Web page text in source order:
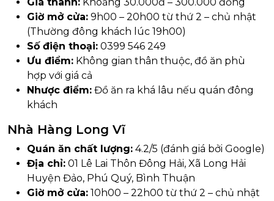
Giờ mở cửa: 9h00 – 20h00 từ thứ 2 – chủ nhật
(Thường đông khách lúc 19h00)
Số điện thoại: 0399 546 249
Ưu điểm: Không gian thân thuộc, đồ ăn phù
hợp với giá cả
Nhược điểm: Đồ ăn ra khá lâu nếu quán đông
khách
Nhà Hàng Long Vĩ
Quán ăn chất lượng: 4.2/5 (đánh giá bởi Google)
Địa chỉ: 01 Lê Lai Thôn Đông Hải, Xã Long Hải
Huyện Đảo, Phú Quý, Bình Thuận
Giờ mở cửa: 10h00 – 22h00 từ thứ 2 – chủ nhật